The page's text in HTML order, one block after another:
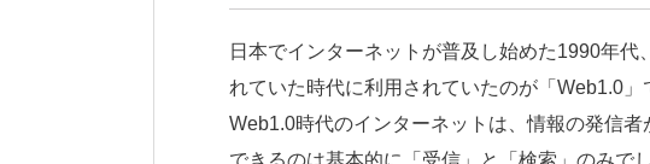
日本でインターネットが普及し始めた1990年
れていた時代に利用されていたのが「Web1.0」
Web1.0時代のインターネットは、情報の発信
できるのは基本的に「受信」と「検索」のみでし